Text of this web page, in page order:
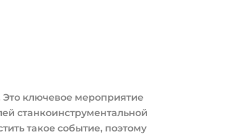
Это ключевое мероприятие
станкоинструментальной
такое событие, поэтому